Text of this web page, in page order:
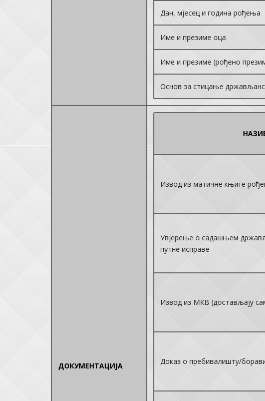
Дан, мјесец и година рођења
Име и презиме оца
Име и презиме (рођено
Основ за стицање
ДОКУМЕНТАЦИЈА
Извод из матичне књиге
Увјерење о садашњем
путне исправе
Извод из МКВ (достављају
Доказ о пребивалишту/